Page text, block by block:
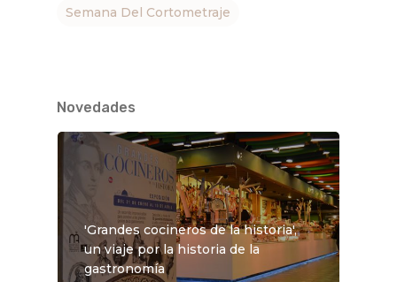
Semana Del Cortometraje
Novedades
'Grandes cocineros de la historia',
un viaje por la historia de la
gastronomía